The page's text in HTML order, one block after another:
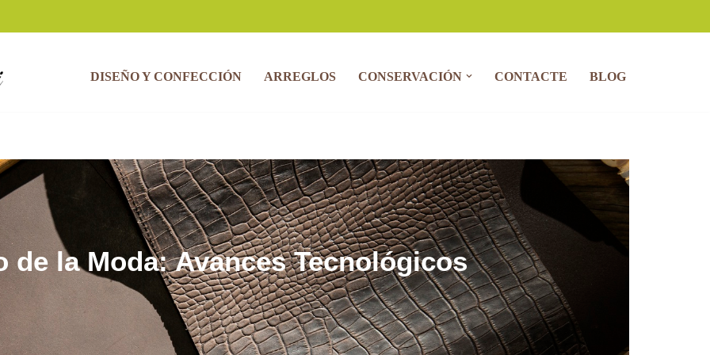
DISEÑO Y CONFECCIÓN ARREGLOS CONSERVACIÓN CONTACTE BLOG
de la Moda: Avances Tecnológicos